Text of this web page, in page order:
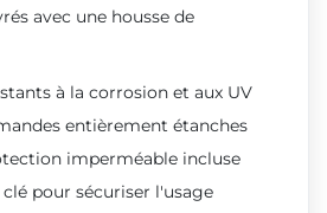
avec une housse de
à la corrosion et aux UV
entièrement étanches
imperméable incluse
pour sécuriser l'usage